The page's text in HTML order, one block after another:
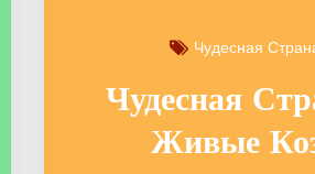
Чудесная
Чудесная
Живые